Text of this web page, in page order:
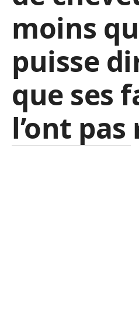
moins
puisse
que ses
l’ont pas